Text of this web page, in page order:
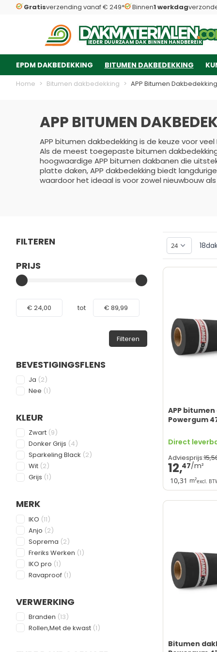
Gratisverzending vanaf € 249* Binnen1 werkdag
IEDERDUURZ AAMDAKB INNENHANDBERE IK
IEDERDUURZ AAMDAKB INNENHANDBERE IK
Dakmaterialen.com
EPDM DAKBEDEKKING BITUMEN DAKBEDEKKING
Home > Bitumen dakbedekking > APP Bitumen Dakbedekking
APP BITUMEN
APP bitumen dakbedekking is de keuze voor
Als de meest toegepaste bitumen
hoogwaardige APP bitumen dakbanen die
platte daken, APP dakbedekking biedt
waardoor het ideaal is voor zowel nieuwbouw
FILTEREN
Skip to product list
PRIJS
Minimum value
€ 24,00 tot
Maximale Waarde
€ 89,99
Filteren
BEVESTIGINGSFLENS
Ja (2products available
)
Nee (1products available
)
KLEUR
FILTER
Zwart (9products available
)
Donker Grijs (4products available
)
Sparkeling Black (2products available
)
Wit (2products available
)
Grijs (1products available
)
MERK
FILTER
IKO (11products available
)
Anjo (2products available
)
Soprema (2products available
)
Freriks Werken (1products available
)
IKO pro (1products available
)
Ravaproof (1products available
)
VERWERKING
FILTER
Branden (13products available
)
Rollen,Met de kwast (1products available
)
18
APP
Powergum
Direct
Adviesprijs:15,
12,47
10,31 m²excl.
Bitumen